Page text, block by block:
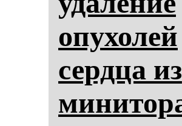
опу­хо­лей
сер­дца из